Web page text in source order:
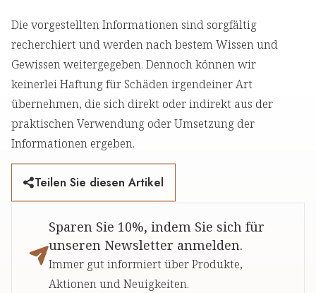
Die vorgestellten Informationen sind sorgfältig
recherchiert und werden nach bestem Wissen und
Gewissen weitergegeben. Dennoch können wir
keinerlei Haftung für Schäden irgendeiner Art
übernehmen, die sich direkt oder indirekt aus der
praktischen Verwendung oder Umsetzung der
Informationen ergeben.
Teilen Sie diesen Artikel
Sparen Sie 10%, indem Sie sich für
unseren Newsletter anmelden.
Immer gut informiert über Produkte,
Aktionen und Neuigkeiten.